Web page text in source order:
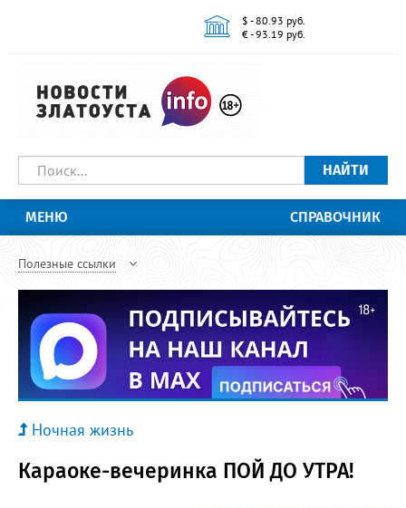
$ - 80.93 руб.
€ - 93.19 руб.
НАЙТИ
МЕНЮ СПРАВОЧНИК
Полезные ссылки
Ночная жизнь
Караоке-вечеринка ПОЙ ДО УТРА!